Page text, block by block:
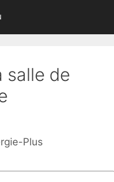
salle de
Plus